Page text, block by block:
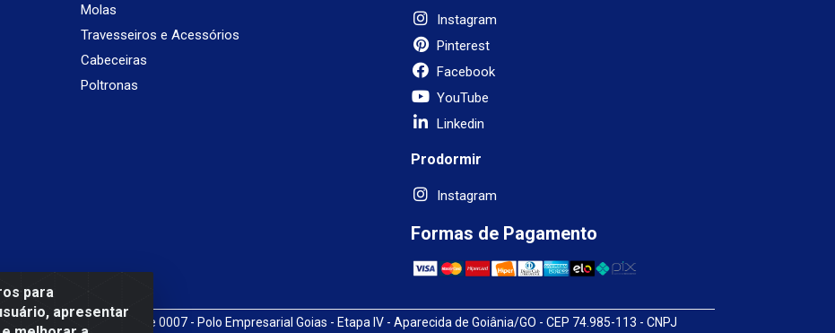
para
apresentar
Molas
Travesseiros e Acessórios
Cabeceiras
Poltronas
Instagram
Pinterest
Facebook
YouTube
Linkedin
Prodormir
Instagram
Formas de Pagamento
13, SN, Quadra009 Lote 0007 - Polo Empresarial Goias - Etapa IV - Aparecida de Goiânia/GO - CEP 74.985-113 - CNPJ